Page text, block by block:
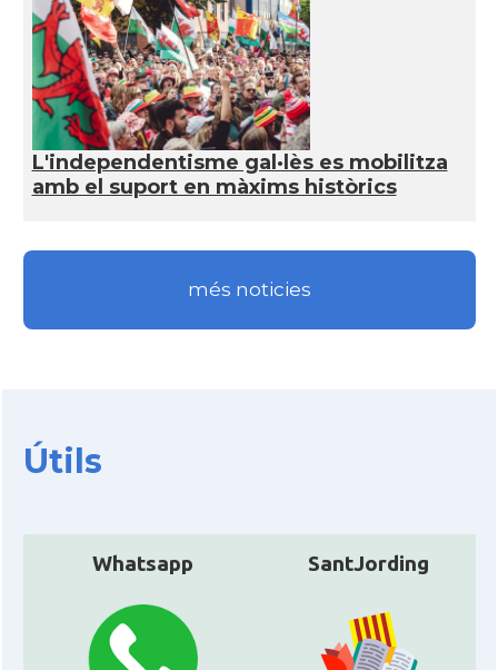
L'independentisme gal·lès es mobilitza
amb el suport en màxims històrics
més noticies
Útils
Whatsapp SantJording